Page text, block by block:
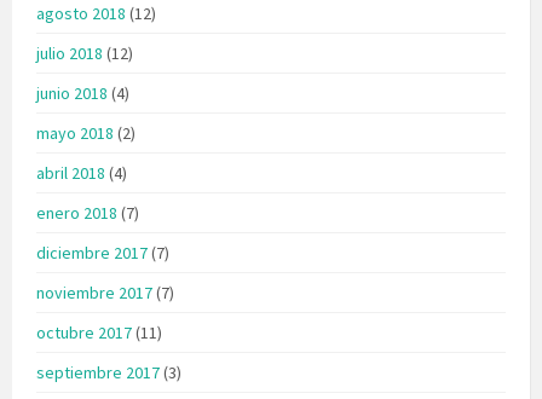
agosto 2018 (12)
julio 2018 (12)
junio 2018 (4)
mayo 2018 (2)
abril 2018 (4)
enero 2018 (7)
diciembre 2017(7)
noviembre 2017(7)
octubre 2017(11)
septiembre 2017(3)